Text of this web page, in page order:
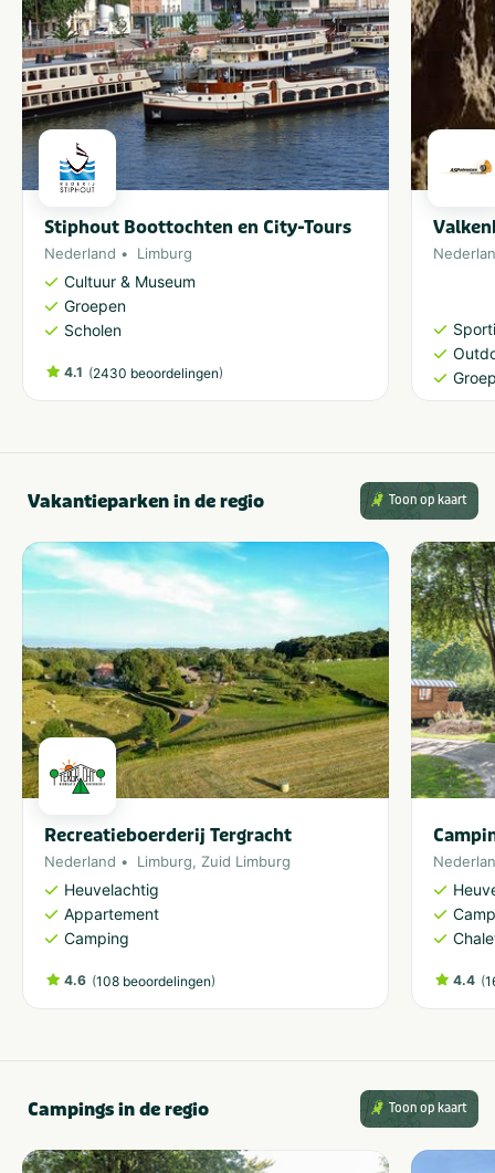
Stiphout Boottochten en City-Tours
Nederland Limburg
Cultuur & Museum
Groepen
Scholen
4.1 (2430 beoordelingen)
Vakantieparken in de regio Toon op kaart
Recreatieboerderij Tergracht
Nederland Limburg, Zuid Limburg
Heuvelachtig
Appartement
Camping
4.6 (108 beoordelingen) 4.4 (
Campings in de regio Toon op kaart